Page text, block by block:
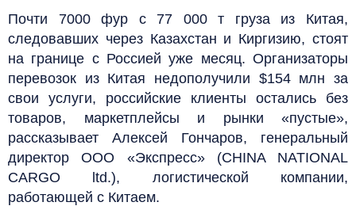
Почти 7000 фур с 77 000 т груза из Китая,
следовавших через Казахстан и Киргизию, стоят
на границе с Россией уже месяц. Организаторы
перевозок из Китая недополучили $154 млн за
свои услуги, российские клиенты остались без
товаров, маркетплейсы и рынки «пустые»,
рассказывает Алексей Гончаров, генеральный
директор ООО «Экспресс» (CHINA NATIONAL
CARGO ltd.), логистической компании,
работающей с Китаем.